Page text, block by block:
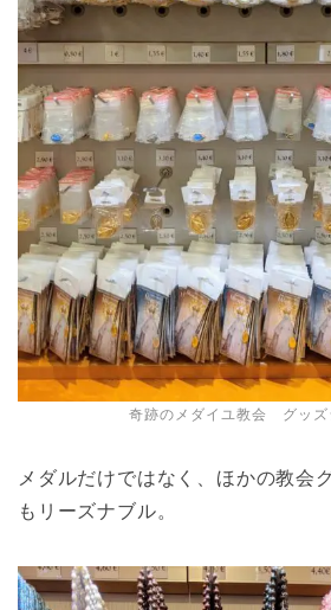
奇跡のメダイユ教会 グッズ
メダルだけではなく、ほかの教会
もリーズナブル。